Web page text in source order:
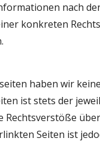
nach
konkreten
haben wir
ist stets der
Seiten ist